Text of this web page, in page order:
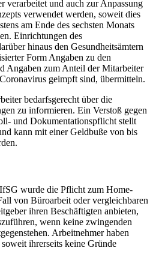
verarbeitet und auch zur Anpassung
verwendet werden, soweit dies
am Ende des sechsten Monats
Einrichtungen des
hinaus den Gesundheitsämtern
Form Angaben zu den
Angaben zum Anteil der Mitarbeiter
geimpft sind, übermitteln.
bedarfsgerecht über die
zu informieren. Ein Verstoß gegen
und Dokumentationspflicht stellt
kann mit einer Geldbuße von bis
wurde die Pflicht zum Home-
von Büroarbeit oder vergleichbaren
ihren Beschäftigten anbieten,
wenn keine zwingenden
Arbeitnehmer haben
ihrerseits keine Gründe